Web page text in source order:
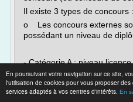
En poursuivant votre navigation sur ce site,
l'utilisation de cookies pour vous proposer
services adaptés à vos centres d'intérêts. En
Il existe 3 types de concours :
o Les concours externes
possédant un niveau de
- Catégorie A : niveau
- Catégorie B : niveau
- Catégorie C : niveau